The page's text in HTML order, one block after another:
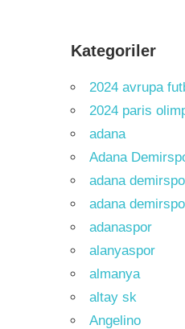
Kategoriler
2024 avrupa
2024 paris
adana
Adana
adana
adana
adanaspor
alanyaspor
almanya
altay sk
Angelino